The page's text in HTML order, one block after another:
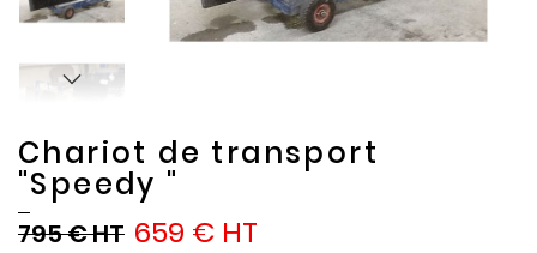
Chariot de transport
"Speedy "
659 €
795 €